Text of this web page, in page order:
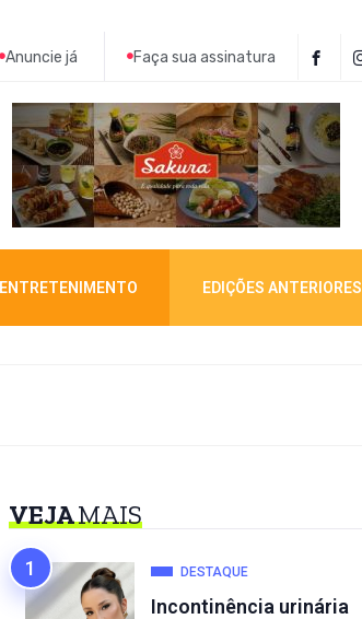
Anuncie já Faça sua assinatura
ENTRETENIMENTO EDIÇÕES ANTERIORES
VEJAMAIS
DESTAQUE
Incontinência urinária